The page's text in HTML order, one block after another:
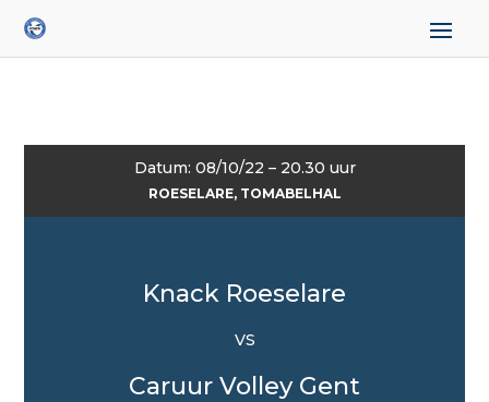
Datum: 08/10/22 – 20.30 uur
ROESELARE, TOMABELHAL
Knack Roeselare
VS
Caruur Volley Gent